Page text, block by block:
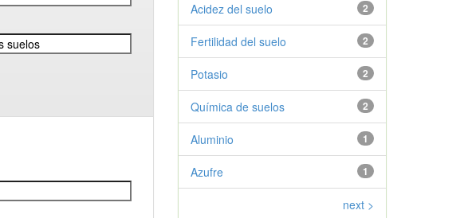
2
Acidez del suelo
2
Fertilidad del suelo
2
Potasio
2
Química de suelos
1
Aluminio
1
Azufre
next >